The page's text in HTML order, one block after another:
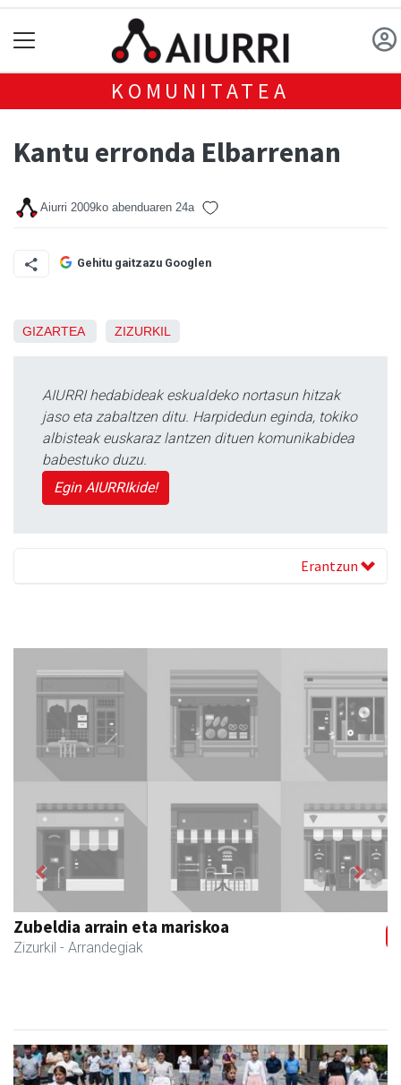
KOMUNITATEA
Kantu erronda Elbarrenan
Aiurri 2009ko abenduaren 24a
Gehitu gaitzazu Googlen
GIZARTEA ZIZURKIL
AIURRI hedabideak eskualdeko nortasun hitzak
jaso eta zabaltzen ditu. Harpidedun eginda, tokiko
albisteak euskaraz lantzen dituen komunikabidea
babestuko duzu.
Egin AIURRIkide!
Erantzun
Zubeldia arrain eta mariskoa
Zizurkil - Arrandegiak
Previous Next